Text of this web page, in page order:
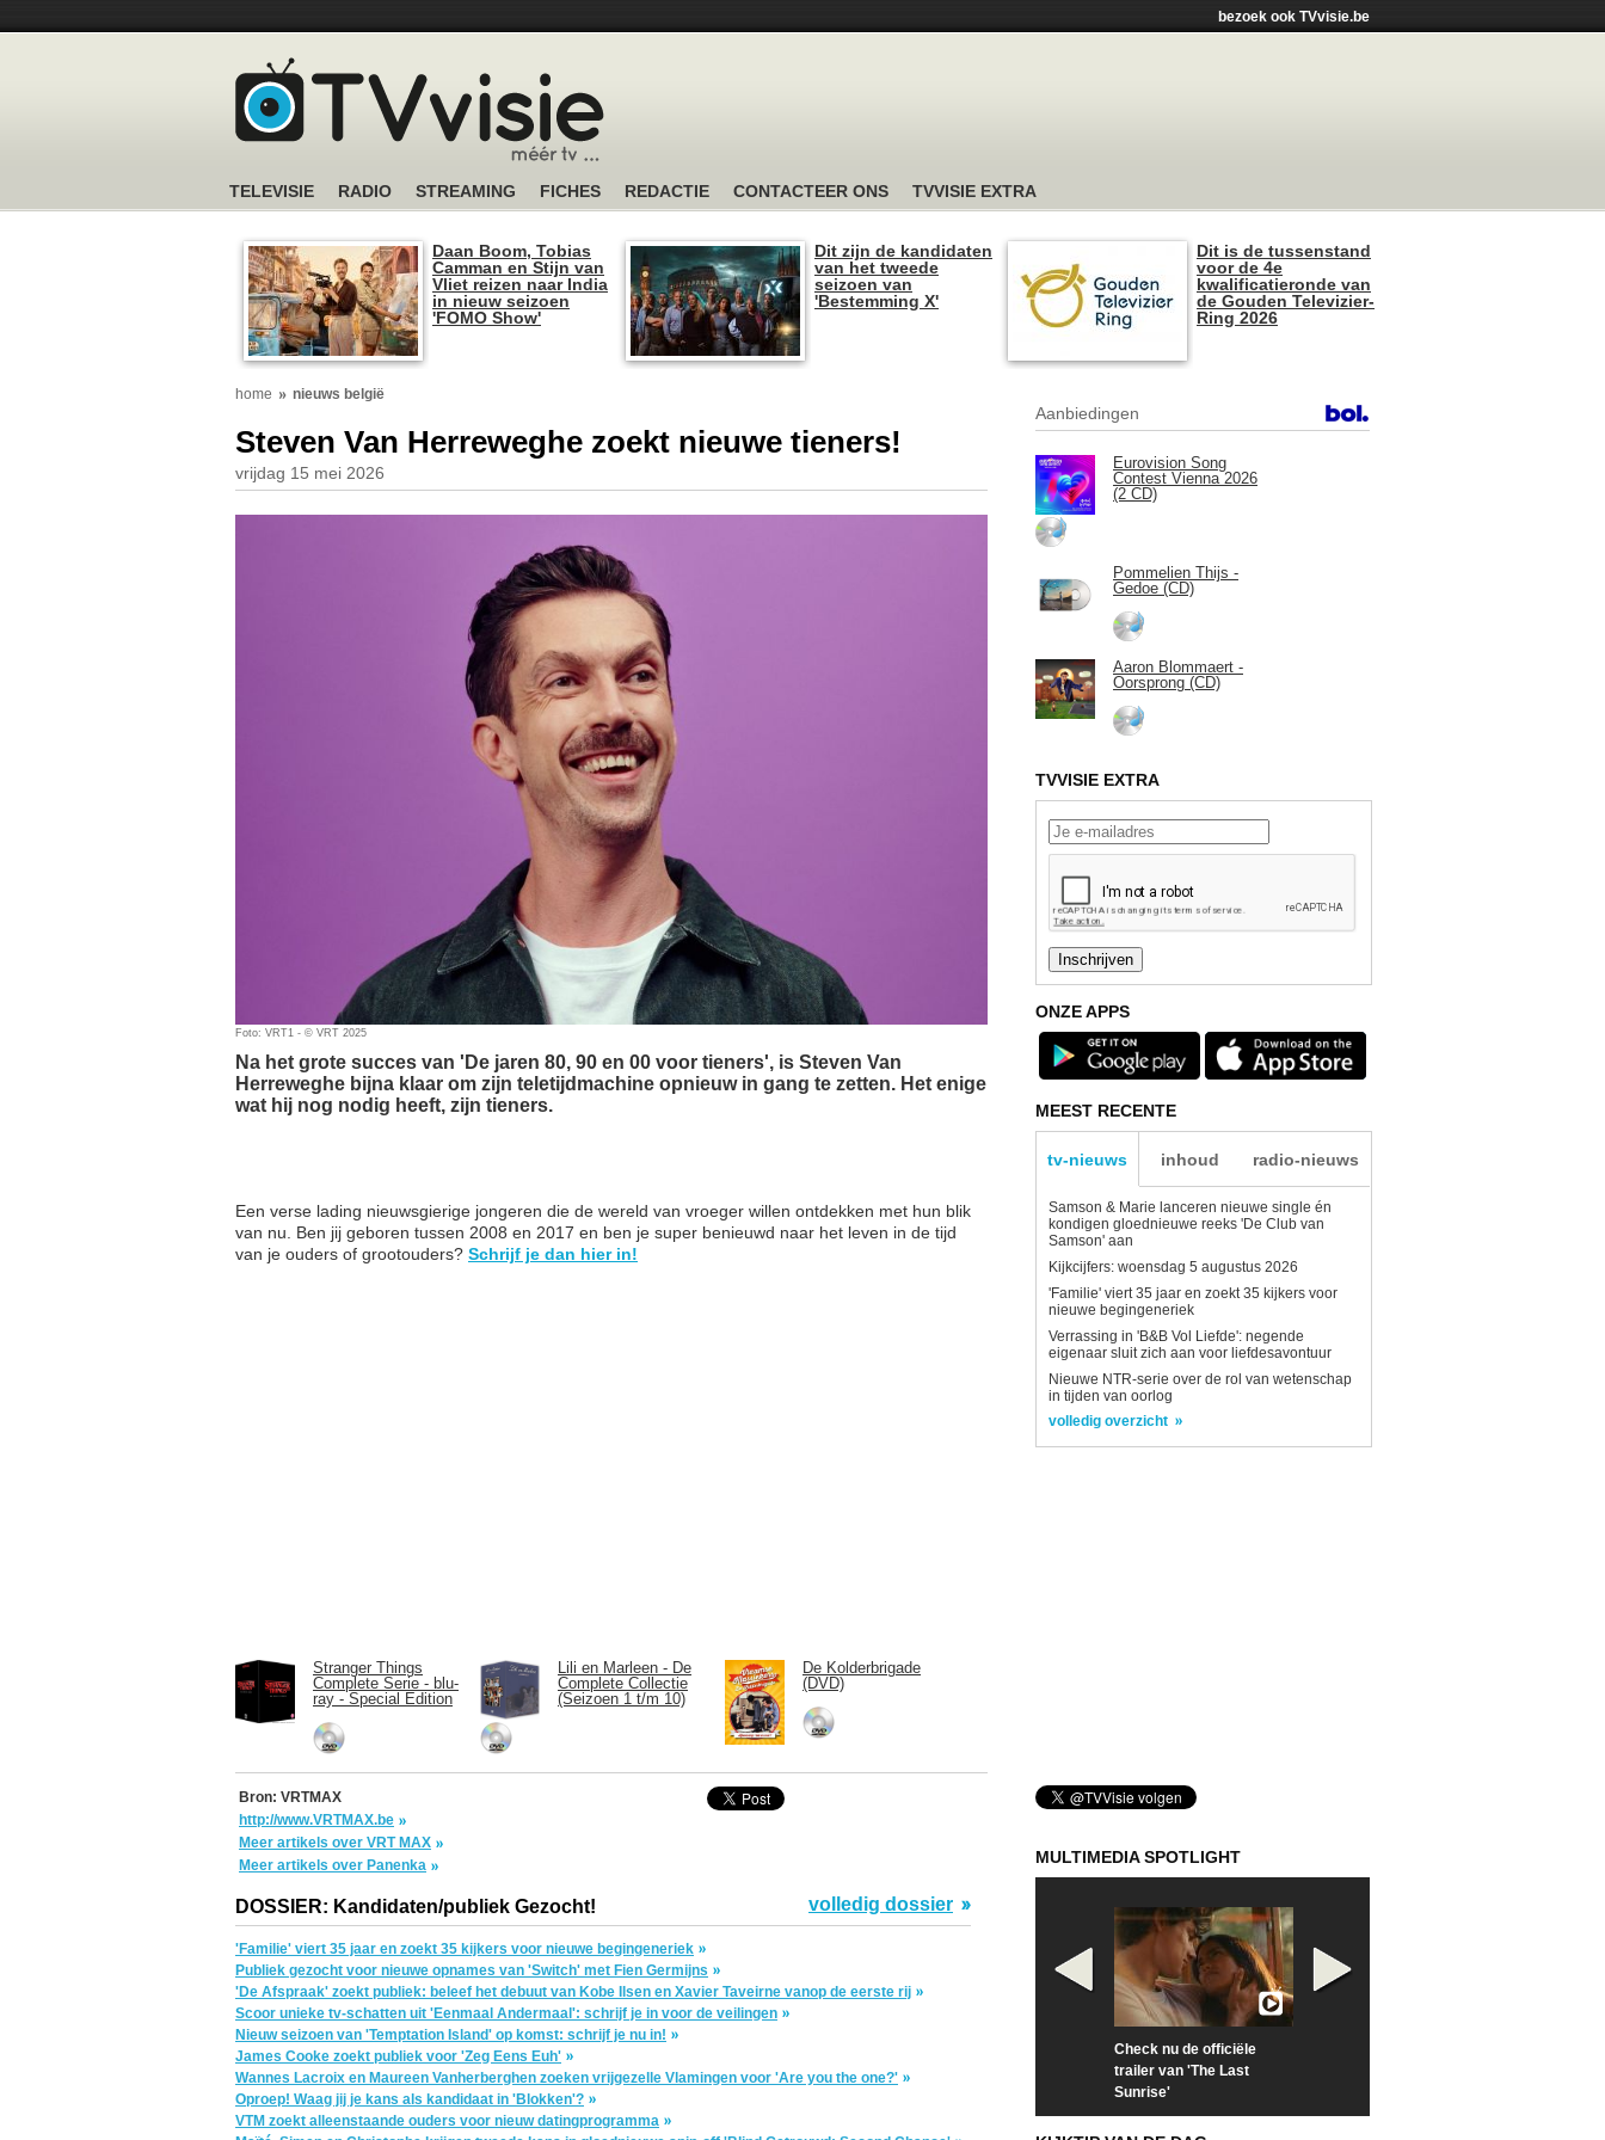
bezoek ook TVvisie.be
TELEVISIE RADIO STREAMING FICHES REDACTIE CONTACTEER ONS TVVISIE EXTRA
Daan Boom, Tobias
Camman en Stijn van
Vliet reizen naar India
in nieuw seizoen
'FOMO Show'
Dit zijn de kandidaten
van het tweede
seizoen van
'Bestemming X'
Dit is de tussenstand
voor de 4e
kwalificatieronde van
de Gouden Televizier-
Ring 2026
home nieuws belgië
Steven Van Herreweghe zoekt nieuwe tieners!
vrijdag 15 mei 2026
Foto: VRT1 - © VRT 2025
Na het grote succes van 'De jaren 80, 90 en 00 voor tieners', is Steven Van
Herreweghe bijna klaar om zijn teletijdmachine opnieuw in gang te zetten. Het enige
wat hij nog nodig heeft, zijn tieners.
Een verse lading nieuwsgierige jongeren die de wereld van vroeger willen ontdekken met hun blik
van nu. Ben jij geboren tussen 2008 en 2017 en ben je super benieuwd naar het leven in de tijd
van je ouders of grootouders? Schrijf je dan hier in!
Stranger Things
Complete Serie - blu-
ray - Special Edition
Lili en Marleen - De
Complete Collectie
(Seizoen 1 t/m 10)
De Kolderbrigade
(DVD)
Bron: VRTMAX
http://www.VRTMAX.be
Meer artikels over VRT MAX
Meer artikels over Panenka
DOSSIER: Kandidaten/publiek Gezocht! volledig dossier
'Familie' viert 35 jaar en zoekt 35 kijkers voor nieuwe begingeneriek
Publiek gezocht voor nieuwe opnames van 'Switch' met Fien Germijns
'De Afspraak' zoekt publiek: beleef het debuut van Kobe Ilsen en Xavier Taveirne vanop de eerste rij
Scoor unieke tv-schatten uit 'Eenmaal Andermaal': schrijf je in voor de veilingen
Nieuw seizoen van 'Temptation Island' op komst: schrijf je nu in!
James Cooke zoekt publiek voor 'Zeg Eens Euh'
Wannes Lacroix en Maureen Vanherberghen zoeken vrijgezelle Vlamingen voor 'Are you the one?'
Oproep! Waag jij je kans als kandidaat in 'Blokken'?
VTM zoekt alleenstaande ouders voor nieuw datingprogramma
Aanbiedingen
Eurovision Song
Contest Vienna 2026
(2 CD)
Pommelien Thijs -
Gedoe (CD)
Aaron Blommaert -
Oorsprong (CD)
TVVISIE EXTRA
ONZE APPS
MEEST RECENTE
tv-nieuws inhoud radio-nieuws
Samson & Marie lanceren nieuwe single én
kondigen gloednieuwe reeks 'De Club van
Samson' aan
Kijkcijfers: woensdag 5 augustus 2026
'Familie' viert 35 jaar en zoekt 35 kijkers voor
nieuwe begingeneriek
Verrassing in 'B&B Vol Liefde': negende
eigenaar sluit zich aan voor liefdesavontuur
Nieuwe NTR-serie over de rol van wetenschap
in tijden van oorlog
volledig overzicht
MULTIMEDIA SPOTLIGHT
Check nu de officiële
trailer van 'The Last
Sunrise'